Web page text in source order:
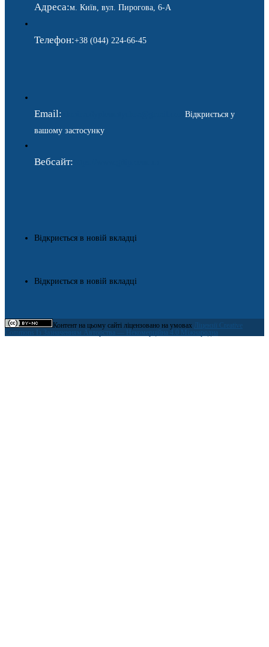
Адреса:м. Київ, вул. Пирогова, 6-А
Телефон:+38 (044) 224-66-45
Email:
Відкриється у
вашому застосунку
Вебсайт:
Відкриється в новій вкладці
Відкриється в новій вкладці
Контент на цьому сайті ліцензовано на умовах
Ліцензії Creative
Commons Із Зазначенням Авторства — Некомерційна 4.0 Міжнародна